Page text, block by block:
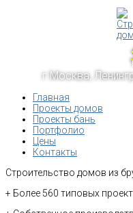
г.Москва,
Главная
Проекты домов
Проекты бань
Портфолио
Цены
Контакты
Строительство домов из
+ Более 560 типовых